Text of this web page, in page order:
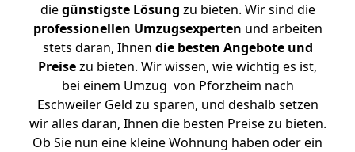
diegünstigste Lösung zu bieten. Wir sind die
professionellen Umzugsexperten und arbeiten
stets daran, Ihnen die besten Angebote und
Preisezu bieten. Wir wissen, wie wichtig es ist,
bei einem Umzug von Pforzheim nach
Eschweiler Geld zu sparen, und deshalb setzen
wir alles daran, Ihnen die besten Preise zu bieten.
Ob Sie nun eine kleine Wohnung haben oder ein